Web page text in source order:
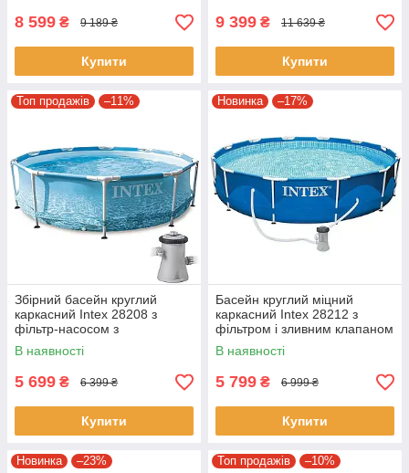
8 599 ₴ 9 189 ₴
Купити
9 399 ₴ 11 639 ₴
Купити
Топ продажів –11%
Збірний басейн круглий
каркасний Intex 28208 з
фільтр-насосом з
картриджем 305x76 см на
4485 л блакитний
В наявності
5 699 ₴ 6 399 ₴
Купити
Новинка –17%
Басейн круглий міцний
каркасний Intex 28212 з
фільтром і зливним клапаном
366х76 см на 6503 л синій
В наявності
5 799 ₴ 6 999 ₴
Купити
Новинка –23% Топ продажів –10%